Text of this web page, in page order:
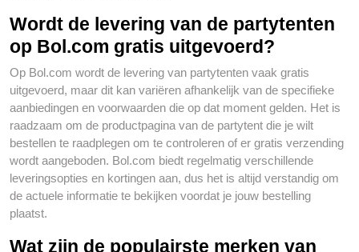
Wordt de levering van de partytenten
op Bol.com gratis uitgevoerd?
Op Bol.com wordt de levering van partytenten vaak gratis
uitgevoerd, maar dit kan variëren afhankelijk van de specifieke
aanbiedingen en voorwaarden die op dat moment gelden. Het is
raadzaam om de productpagina van de partytent die je wilt
bestellen te raadplegen om te controleren of er gratis verzending
wordt aangeboden. Bol.com biedt regelmatig verschillende
leveringsopties en kortingen aan, dus het is altijd verstandig om
de actuele informatie te bekijken voordat je jouw bestelling
plaatst.
Wat zijn de populairste merken van